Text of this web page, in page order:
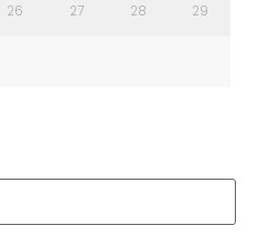
26 27 28 29